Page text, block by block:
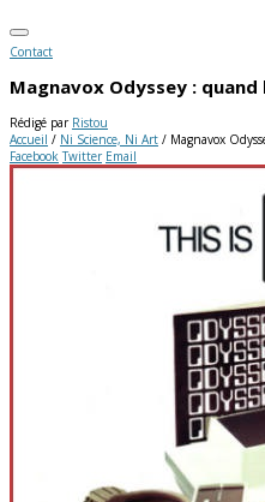
Contact
Magnavox Odyssey :
Rédigé par Ristou
Accueil / Ni Science, Ni Art / Magnavox
Facebook Twitter Email